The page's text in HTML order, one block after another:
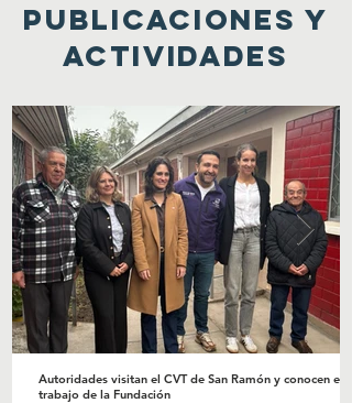
publicaciones y
actividades
Autoridades visitan el CVT de San Ramón y conocen el
trabajo de la Fundación